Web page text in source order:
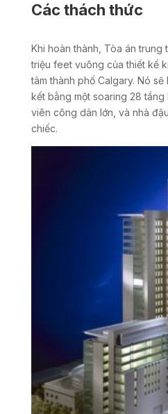
Các thách thức
Khi hoàn thành, Tòa án trung
triệu feet vuông của thiết kế
tâm thành phố Calgary. Nó
kết bằng một soaring 28
viên công dân lớn, và nhà
chiếc.